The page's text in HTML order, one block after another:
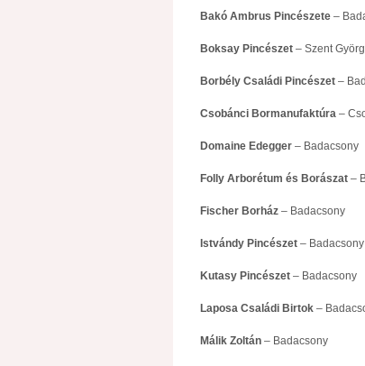
Bakó Ambrus Pincészete –
Boksay Pincészet – Szent
Borbély Családi Pincészet –
Csobánci Bormanufaktúra –
Domaine Edegger – Badacsony
Folly Arborétum és Borászat –
Fischer Borház – Badacsony
Istvándy Pincészet – Badacsony
Kutasy Pincészet – Badacsony
Laposa Családi Birtok –
Málik Zoltán – Badacsony